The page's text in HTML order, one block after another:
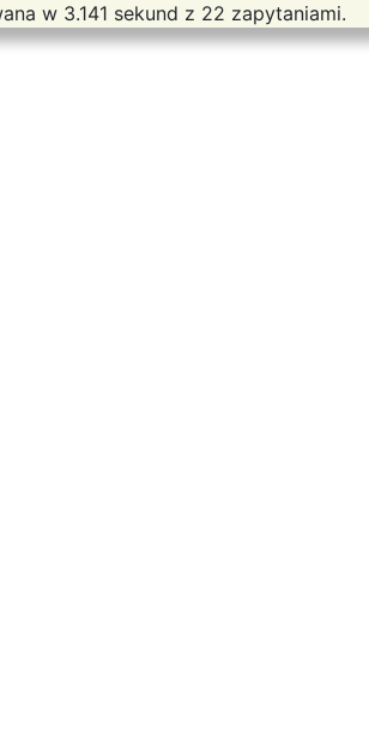
w 3.141 sekund z 22 zapytaniami.